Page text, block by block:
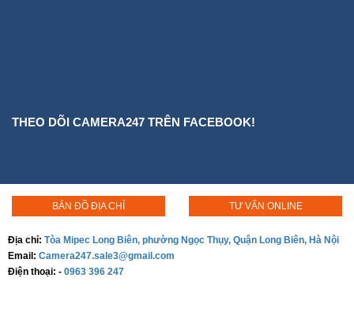
THEO DÕI CAMERA247 TRÊN FACEBOOK!
BẢN ĐỒ ĐỊA CHỈ TƯ VẤN ONLINE
Địa chỉ: Tòa Mipec Long Biên, phường Ngọc Thụy, Quận Long Biên, Hà Nội
Email: Camera247.sale3@gmail.com
Điện thoại: - 0963 396 247